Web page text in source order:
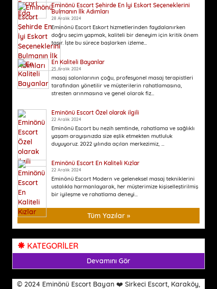
Eminönü Escort Şehirde En İyi Eskort Seçeneklerini
Bulmanın İlk Adımları
28 Aralık 2024
Eminönü Escort Eskort hizmetlerinden faydalanırken
doğru seçim yapmak, kaliteli bir deneyim için kritik önem
taşır. İşte bu sürece başlarken izleme...
En Kaliteli Bayanlar
25 Aralık 2024
masaj salonlarının çoğu, profesyonel masaj terapistleri
tarafından yönetilir ve müşterilerin rahatlamasına,
stresten arınmasına ve genel olarak fiz...
Eminönü Escort Özel olarak ilgili
22 Aralık 2024
Eminönü Escort bu nezih semtinde, rahatlama ve sağlıklı
yaşam arayışınızda size eşlik etmekten mutluluk
duyuyoruz. 2022 yılında açılan merkezimiz, ...
Eminönü Escort En Kaliteli Kızlar
22 Aralık 2024
Eminönü Escort Modern ve geleneksel masaj tekniklerini
ustalıkla harmanlayarak, her müşterimize kişiselleştirilmiş
bir iyileşme ve rahatlama deneyi...
Tüm Yazılar »
KATEGORİLER
Devamını Gör
© 2024 Eminönü Escort Bayan ❤️ Sirkeci Escort, Karaköy,